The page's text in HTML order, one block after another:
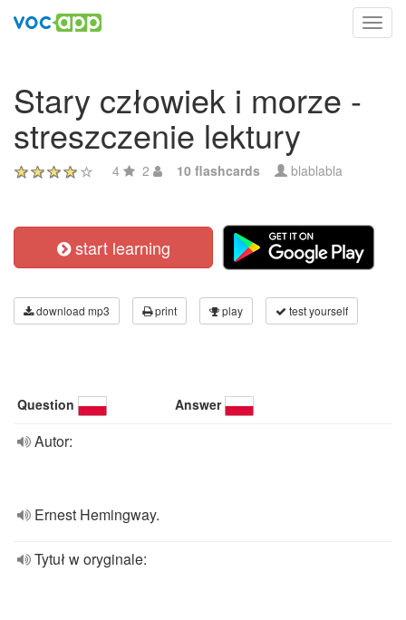
Stary człowiek i morze -
streszczenie lektury
4 2 10 flashcards blablabla
start learning
download mp3 print play test yourself
Question Answer
Autor:
Ernest Hemingway.
Tytuł w oryginale: